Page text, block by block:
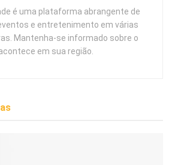
é uma plataforma abrangente de
e entretenimento em várias
Mantenha-se informado sobre o
em sua região.